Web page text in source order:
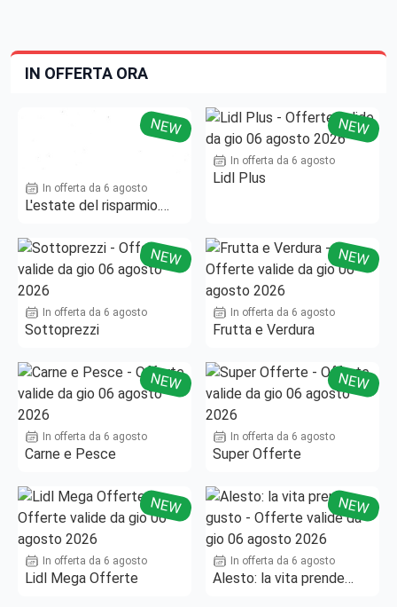
IN OFFERTA ORA
NEW
In offerta da 6 agosto
L'estate del risparmio.
NEW
In offerta da 6 agosto
Lidl Plus
NEW
In offerta da 6 agosto
Sottoprezzi
NEW
In offerta da 6 agosto
Frutta e Verdura
NEW
In offerta da 6 agosto
Carne e Pesce
NEW
In offerta da 6 agosto
Super Offerte
NEW
In offerta da 6 agosto
Lidl Mega Offerte
NEW
In offerta da 6 agosto
Alesto: la vita prende